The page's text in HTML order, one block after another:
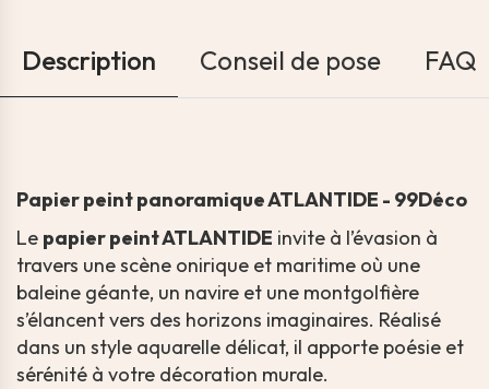
Description Conseil de pose FAQ
Papier peint panoramique ATLANTIDE - 99Déco
Le papier peint ATLANTIDE invite à l’évasion à
travers une scène onirique et maritime où une
baleine géante, un navire et une montgolfière
s’élancent vers des horizons imaginaires. Réalisé
dans un style aquarelle délicat, il apporte poésie et
sérénité à votre décoration murale.